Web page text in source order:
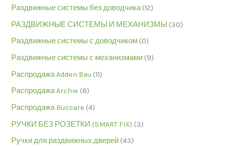
Раздвижные системы без доводчика (12)
РАЗДВИЖНЫЕ СИСТЕМЫ И МЕХАНИЗМЫ (30)
Раздвижные системы с доводчиком (0)
Раздвижные системы с механизмами (9)
Распродажа Adden Bau (11)
Распродажа Archie (8)
Распродажа Bussare (4)
РУЧКИ БЕЗ РОЗЕТКИ (SMART FIX) (3)
Ручки для раздвижных дверей (43)